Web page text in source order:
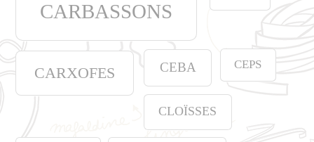
CARBASSONS
CARXOFES CEBA CEPS
CLOÏSSES